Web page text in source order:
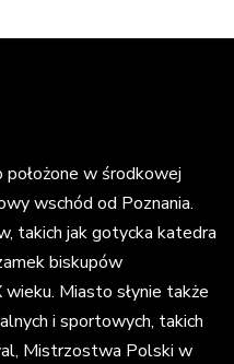
w środkowej
wschód od Poznania.
takich jak gotycka katedra
biskupów
Miasto słynie także
i sportowych, takich
Mistrzostwa Polski w